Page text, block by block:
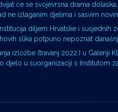
će se svojevrsna drama
ne izlaganim djelima i sasvim
diljem Hrvatske i susjednih
slika potpuno nepoznat
izložbe (travanj 2022.) u Galeriji
u suorganizaciji s Institutom